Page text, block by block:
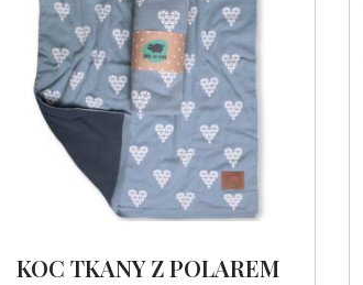
KOC TKANY Z POLAREM